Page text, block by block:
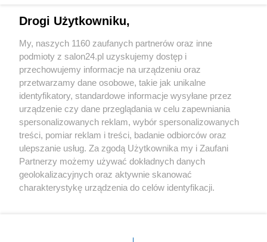
Sport
Społeczeństwo
Kultura
X Facebook Instagram Youtube
Drogi Użytkowniku,
My, naszych 1160 zaufanych partnerów oraz inne
podmioty z salon24.pl uzyskujemy dostęp i
przechowujemy informacje na urządzeniu oraz
przetwarzamy dane osobowe, takie jak unikalne
identyfikatory, standardowe informacje wysyłane przez
urządzenie czy dane przeglądania w celu zapewniania
spersonalizowanych reklam, wybór spersonalizowanych
treści, pomiar reklam i treści, badanie odbiorców oraz
ulepszanie usług. Za zgodą Użytkownika my i Zaufani
Partnerzy możemy używać dokładnych danych
geolokalizacyjnych oraz aktywnie skanować
charakterystykę urządzenia do celów identyfikacji.
zmienić/wycofać klikając przycisk ustawień prywatności